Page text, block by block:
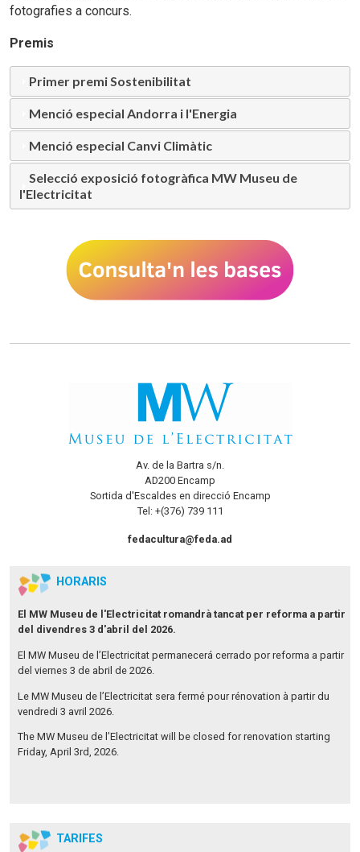
fotografies a concurs.
Premis
Primer premi Sostenibilitat
Menció especial Andorra i l'Energia
Menció especial Canvi Climàtic
Selecció exposició fotogràfica MW Museu de
l'Electricitat
Av. de la Bartra s/n.
AD200 Encamp
Sortida d'Escaldes en direcció Encamp
Tel: +(376) 739 111
fedacultura@feda.ad
HORARIS
El MW Museu de l'Electricitat romandrà tancat per reforma a partir
del divendres 3 d'abril del 2026.
El MW Museu de l’Electricitat permanecerá cerrado por reforma a partir
del viernes 3 de abril de 2026.
Le MW Museu de l’Electricitat sera fermé pour rénovation à partir du
vendredi 3 avril 2026.
The MW Museu de l’Electricitat will be closed for renovation starting
Friday, April 3rd, 2026.
TARIFES